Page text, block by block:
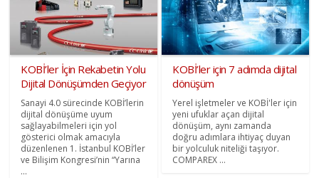
KOBİ’ler İçin Rekabetin Yolu
Dijital Dönüşümden Geçiyor
Sanayi 4.0 sürecinde KOBİ’lerin
dijital dönüşüme uyum
sağlayabilmeleri için yol
gösterici olmak amacıyla
düzenlenen 1. İstanbul KOBİ’ler
ve Bilişim Kongresi’nin “Yarına
...
KOBİ’ler için 7 adımda dijital
dönüşüm
Yerel işletmeler ve KOBİ'ler için
yeni ufuklar açan dijital
dönüşüm, aynı zamanda
doğru adımlara ihtiyaç duyan
bir yolculuk niteliği taşıyor.
COMPAREX ...